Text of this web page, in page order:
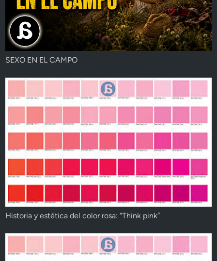
SEXO EN EL CAMPO
Historia y estética del color rosa: “Think pink”